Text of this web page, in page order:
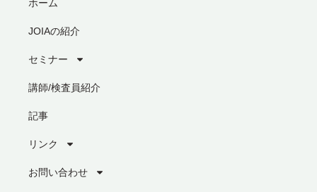
ホーム
JOIAの紹介
セミナー
講師/検査員紹介
記事
リンク
お問い合わせ